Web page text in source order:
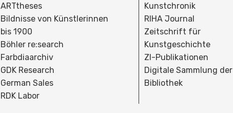
ARTtheses
Bildnisse von Künstlerinnen
bis 1900
Böhler re:search
Farbdiaarchiv
GDK Research
German Sales
RDK Labor
Kunstchronik
RIHA Journal
Zeitschrift für
Kunstgeschichte
ZI-Publikationen
Digitale Sammlung der
Bibliothek